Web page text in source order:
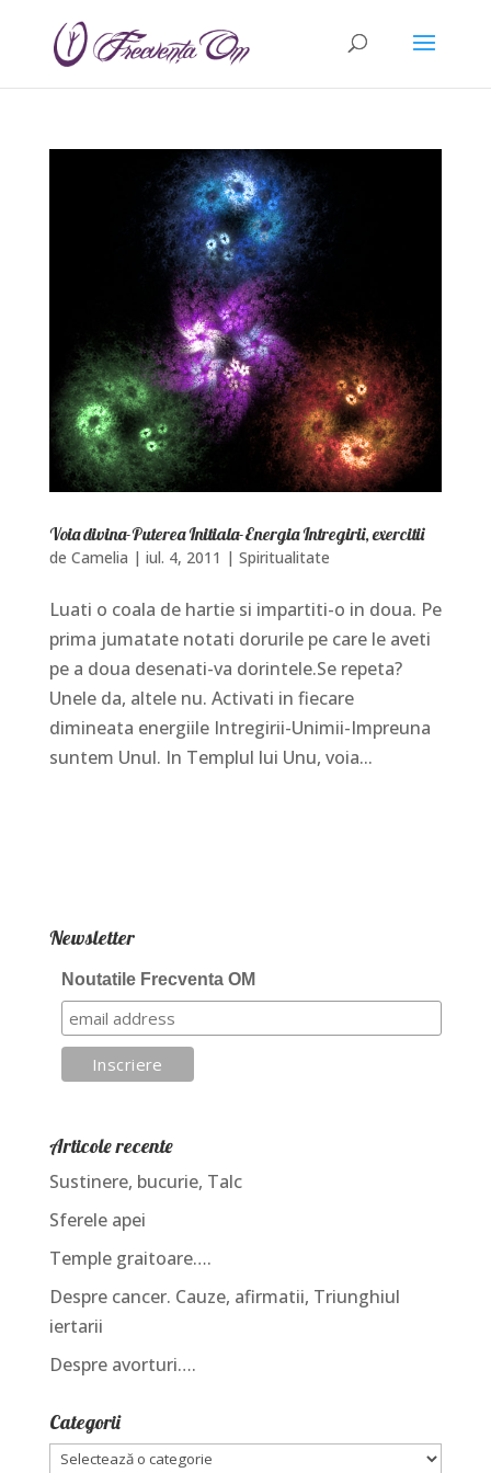
Voia divina-Puterea Initiala-Energia Intregirii, exercitii
de Camelia | iul. 4, 2011 | Spiritualitate
Luati o coala de hartie si impartiti-o in doua. Pe
prima jumatate notati dorurile pe care le aveti
pe a doua desenati-va dorintele.Se repeta?
Unele da, altele nu. Activati in fiecare
dimineata energiile Intregirii-Unimii-Impreuna
suntem Unul. In Templul lui Unu, voia...
Newsletter
Noutatile Frecventa OM
Articole recente
Sustinere, bucurie, Talc
Sferele apei
Temple graitoare….
Despre cancer. Cauze, afirmatii, Triunghiul
iertarii
Despre avorturi….
Categorii
Categorii